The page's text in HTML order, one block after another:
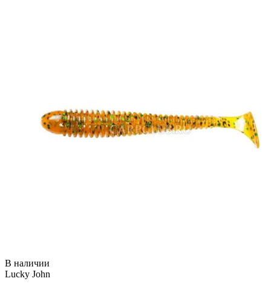
В наличии
Lucky John